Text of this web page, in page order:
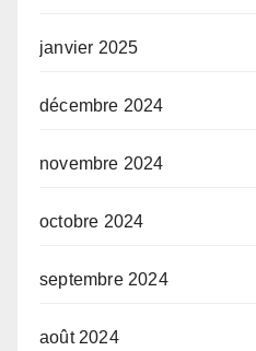
janvier 2025
décembre 2024
novembre 2024
octobre 2024
septembre 2024
août 2024